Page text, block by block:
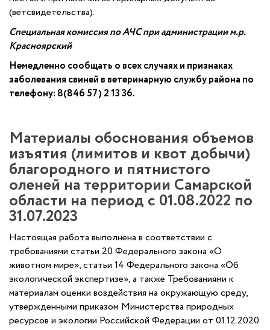
(ветсвидетельства).
Специальная комиссия по АЧС при администрации м.р.
Красноярский
Немедленно сообщать о всех случаях и признаках
заболевания свиней в ветеринарную службу района по
телефону: 8(846 57) 2 13 36.
Материалы обоснования объемов
изъятия (лимитов и квот добычи)
благородного и пятнистого
оленей на территории Самарской
области на период с 01.08.2022 по
31.07.2023
Настоящая работа выполнена в соответствии с
требованиями статьи 20 Федерального закона «О
животном мире», статьи 14 Федерального закона «Об
экологической экспертизе», а также Требованиями к
материалам оценки воздействия на окружающую среду,
утвержденными приказом Министерства природных
ресурсов и экологии Российской Федерации от 01.12.2020